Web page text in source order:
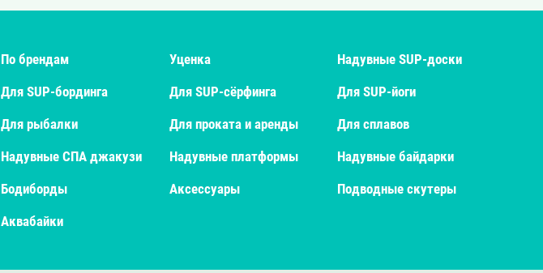
По брендам Уценка
Надувные SUP-доски
Для SUP-бординга Для SUP-сёрфинга
Для SUP-йоги
Для рыбалки Для проката и аренды
Для сплавов
Надувные СПА джакузи Надувные платформы
Надувные байдарки
Бодиборды Аксессуары
Подводные скутеры
Аквабайки